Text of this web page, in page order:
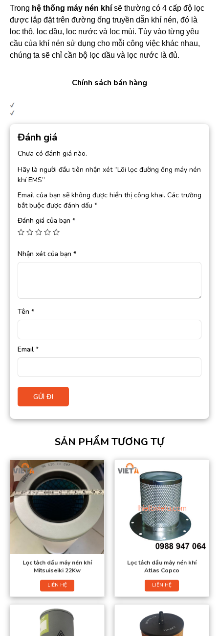
Trong hệ thống máy nén khí sẽ thường có 4 cấp độ lọc
được lắp đặt trên đường ống truyền dẫn khí nén, đó là
lọc thô, lọc dầu, lọc nước và lọc mùi. Tùy vào từng yêu
cầu của khí nén sử dụng cho mỗi công việc khác nhau,
chúng ta sẽ chỉ cần bộ lọc dầu và lọc nước là đủ.
Chính sách bán hàng
Đánh giá
Chưa có đánh giá nào.
Hãy là người đầu tiên nhận xét “Lõi lọc đường ống máy nén
khí EMS”
Email của bạn sẽ không được hiển thị công khai. Các trường
bắt buộc được đánh dấu *
Đánh giá của bạn *
Nhận xét của bạn *
Tên *
Email *
SẢN PHẨM TƯƠNG TỰ
Lọc tách dầu máy nén khí
Mitsuiseiki 22Kw
LIÊN HỆ
Lọc tách dầu máy nén khí
Atlas Copco
LIÊN HỆ